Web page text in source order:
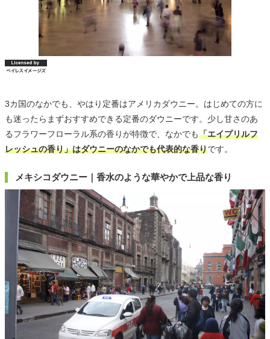
3カ国のなかでも、やはり定番はアメリカダウニー。はじめての方に
も迷ったらまずおすすめできる定番のダウニーです。少し甘さのあ
るフラワーフローラル系の香りが特徴で、なかでも「エイプリルフ
レッシュの香り」はダウニーのなかでも代表的な香りです。
メキシコダウニー｜香水のような華やかで上品な香り